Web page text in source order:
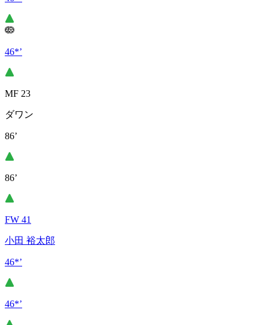
46*’
MF 23
ダワン
86’
86’
FW 41
小田 裕太郎
46*’
46*’